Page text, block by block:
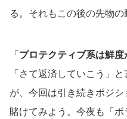
る。それもこの後の先物の
「 プロテクティブ系は鮮度
「さて返済していこう」
が、今回は引き続きポジ
賭けてみよう。今夜も「